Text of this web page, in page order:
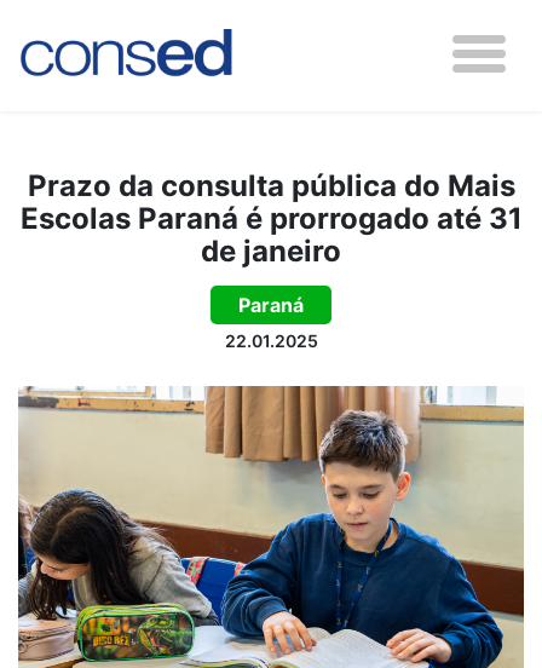
Prazo da consulta pública do Mais
Escolas Paraná é prorrogado até 31
de janeiro
Paraná
22.01.2025